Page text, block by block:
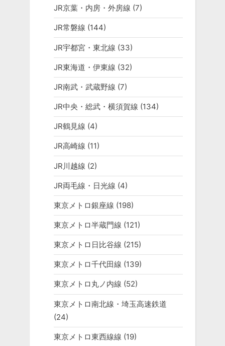
JR京葉・内房・外房線 (7)
JR常磐線 (144)
JR宇都宮・東北線 (33)
JR東海道・伊東線 (32)
JR南武・武蔵野線 (7)
JR中央・総武・横須賀線 (134)
JR鶴見線 (4)
JR高崎線 (11)
JR川越線 (2)
JR両毛線・日光線 (4)
東京メトロ銀座線 (198)
東京メトロ半蔵門線 (121)
東京メトロ日比谷線 (215)
東京メトロ千代田線 (139)
東京メトロ丸ノ内線 (52)
東京メトロ南北線・埼玉高速鉄道
(24)
東京メトロ東西線線 (19)